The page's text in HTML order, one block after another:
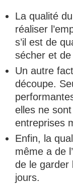
La qualité
réaliser
s’il est de
sécher et
Un autre
découpe.
elles ne
entreprises
Enfin, la
même a de
de le garder
jours.